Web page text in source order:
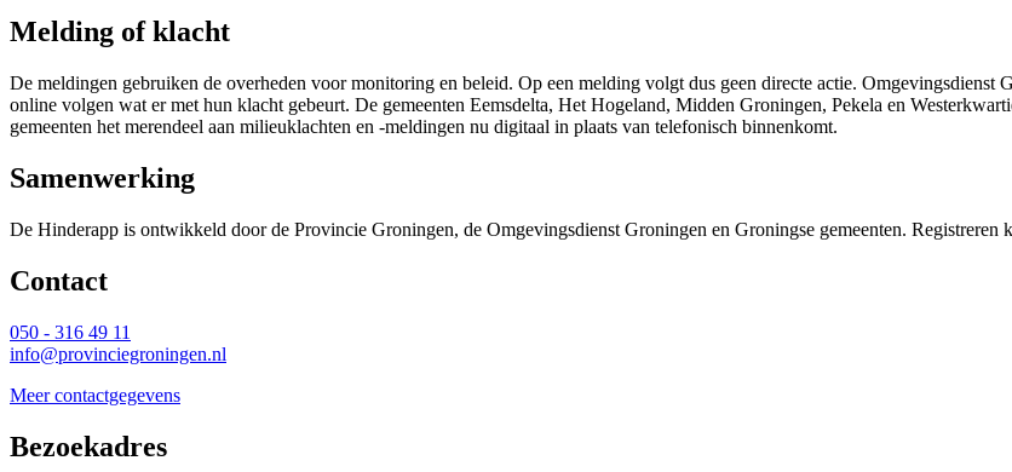
Melding of klacht
De meldingen gebruiken de overheden voor monitoring en beleid. Op een melding volgt dus geen directe actie.
online volgen wat er met hun klacht gebeurt. De gemeenten Eemsdelta, Het Hogeland, Midden Groningen, Pekela en
gemeenten het merendeel aan milieuklachten en -meldingen nu digitaal in plaats van telefonisch binnenkomt.
Samenwerking
De Hinderapp is ontwikkeld door de Provincie Groningen, de Omgevingsdienst Groningen en Groningse gemeenten. Registreren
Contact
050 - 316 49 11
info@provinciegroningen.nl
Meer contactgegevens
Bezoekadres